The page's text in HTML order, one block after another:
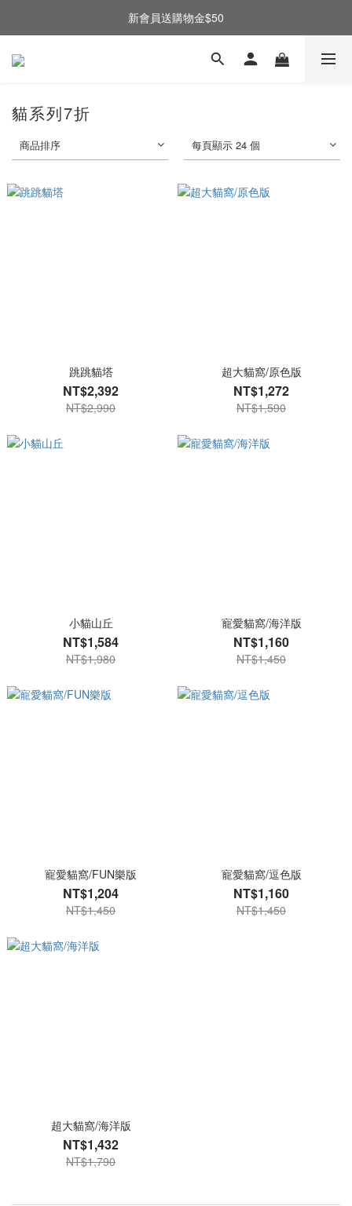
新會員送購物金$50
貓系列7折
商品排序 每頁顯示 24 個
跳跳貓塔
NT$2,392
NT$2,990
超大貓窩/原色版
NT$1,272
NT$1,590
小貓山丘
NT$1,584
NT$1,980
寵愛貓窩/海洋版
NT$1,160
NT$1,450
寵愛貓窩/FUN樂版
NT$1,204
NT$1,450
寵愛貓窩/逗色版
NT$1,160
NT$1,450
超大貓窩/海洋版
NT$1,432
NT$1,790